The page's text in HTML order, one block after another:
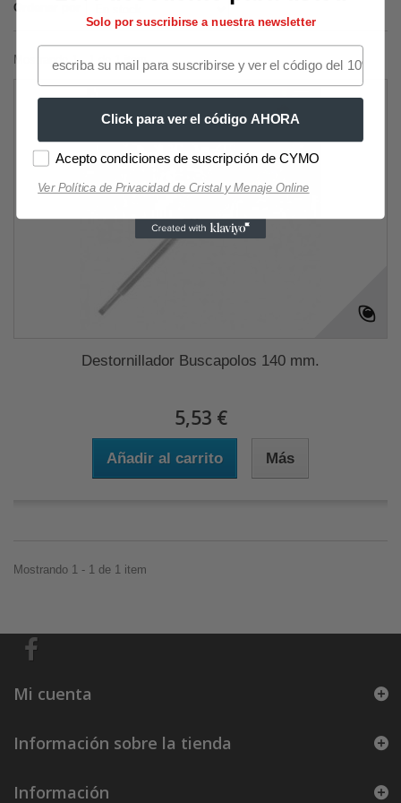
Ordenar por
Mostrando 1 - 1 de 1 item
Destornillador Buscapolos 140 mm.
5,53 €
Añadir al carrito Más
Mostrando 1 - 1 de 1 item
Mi cuenta
Información sobre la tienda
Información
Solo por suscribirse a nuestra newsletter
Click para ver el código AHORA
Acepto condiciones de suscripción de CYMO
Ver Política de Privacidad de Cristal y Menaje Online